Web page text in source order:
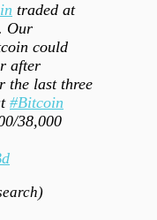
traded at
Our
could
after
the last three
#Bitcoin
38,000